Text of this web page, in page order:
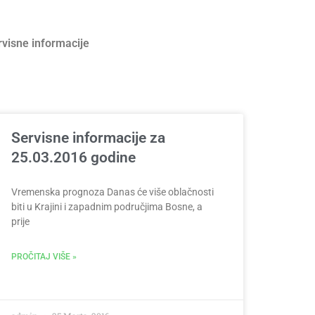
informacije
Servisne informacije za
25.03.2016 godine
Vremenska prognoza Danas će više oblačnosti
biti u Krajini i zapadnim područjima Bosne, a
prije
PROČITAJ VIŠE »